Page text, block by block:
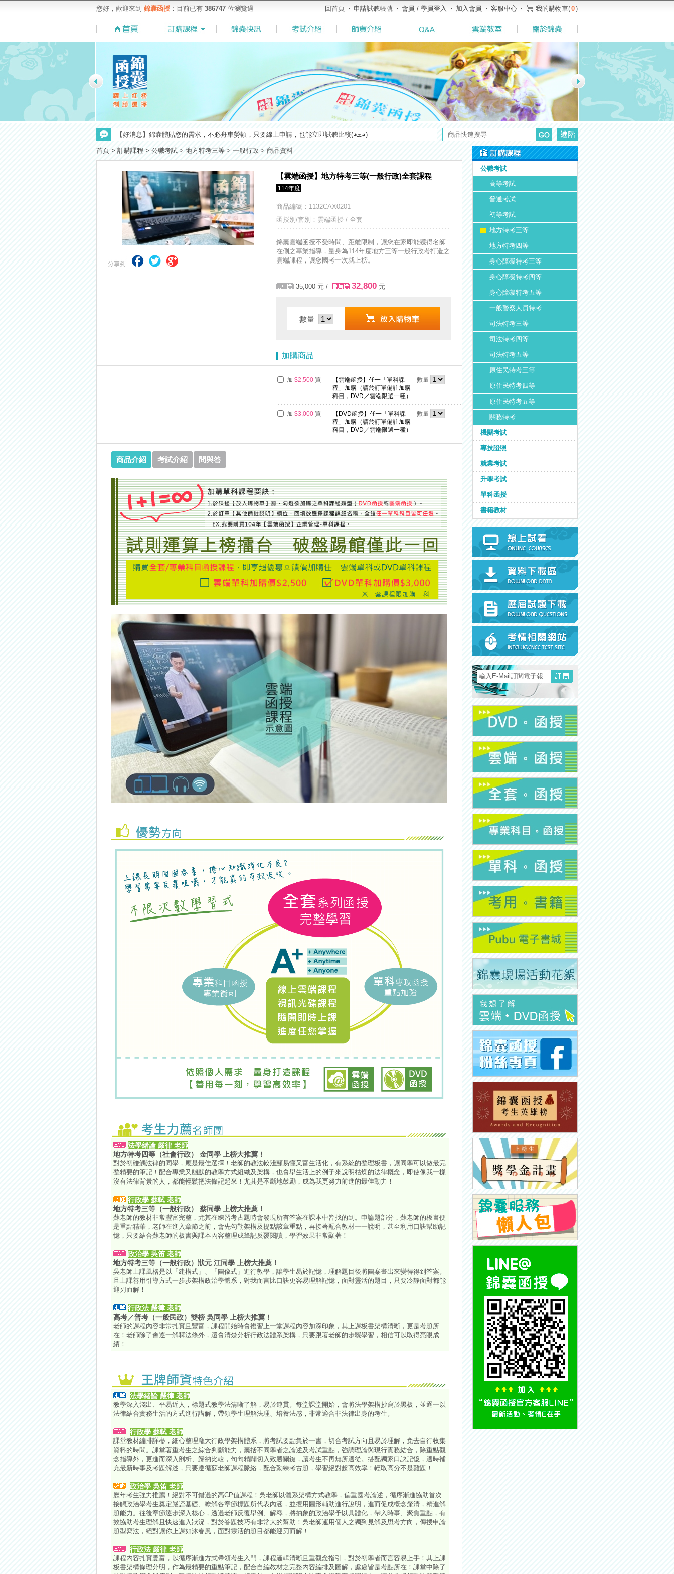
您好，歡迎來到 錦囊函授 ：目前已有 386747 位瀏覽過 回首頁 申請試聽帳號 會員 / 學員登入 加入會員 客服中心 我的購物車(0)
【最新】錦囊函授增加便利商店付款方式，便利到不行！馬上使用►
【好消息】錦囊體貼您的需求，不必舟車勞頓，只要線上申請，也能立即試聽比較(◕ܫ◕)
【考選部】高普考／修正部份考試科目及大綱，趕快來看看有哪一些吧>>>
【NEW】加入◆錦囊函授Facebook粉絲專頁◆，最新消息、優惠活動不間斷！速點我關注✧•̀.̫•́✧
【考試院】國考證書數位化，112年起全面實施！點我看詳情>>>
【注意】112年起高普不考「公文」／高考英文占比提升，快來看看最新資訊吧>>>>
【重要】114年度起，雲端函授之課堂教材須知，請點我查看☀☀☀
【上榜生獎學金計畫】恭賀金榜！上榜生獎學金申請辦法與表格下載►►►
【求職秘技＼(￣O￣)】你對國營事業了解多少呢? 必考國事業的6大理由 ►►好想了解◄◄
【最新】錦囊函授增加便利商店付款方式，便利到不行！馬上使用►
首頁 > 訂購課程 > 公職考試 > 地方特考三等 > 一般行政 > 商品資料
【雲端函授】地方特考三等(一般行政)全套課程
114年度
商品編號 ：1132CAX0201
函授別/套別：雲端函授 / 全套
錦囊雲端函授不受時間、距離限制，讓您在家即能獲得名師
在側之專業指導，量身為114年度地方三等一般行政考打造之
雲端課程，讓您國考一次就上榜。
35,000 元 / 32,800 元
數量
加購商品
加 $2,500 買
【雲端函授】任一「單科課
程」加購（請於訂單備註加購
科目，DVD／雲端限選一種）
數量
加 $3,000 買
【DVD函授】任一「單科課
程」加購（請於訂單備註加購
科目，DVD／雲端限選一種）
數量
商品介紹 考試介紹 問與答
法學緒論 嚴律 老師
地方特考四等（社會行政） 金同學 上榜大推薦！
對於初碰觸法律的同學，應是最佳選擇！老師的教法較淺顯易懂又富生活化，有系統的整理板書，讓同學可以做最完
整精要的筆記！配合專業又幽默的教學方式組織及架構，也會舉生活上的例子來說明枯燥的法律概念，即使像我一樣
沒有法律背景的人，都能輕鬆把法條記起來！尤其是不斷地鼓勵，成為我更努力前進的最佳動力！
行政學 蘇軾 老師
地方特考三等（一般行政） 蔡同學 上榜大推薦！
蘇老師的教材非常豐富完整，尤其在練習考古題時會發現所有答案在課本中皆找的到。申論題部分，蘇老師的板書便
是重點精華，老師在進入章節之前，會先勾勒架構及提點該章重點，再接著配合教材一一說明，甚至利用口訣幫助記
憶，只要結合蘇老師的板書與課本內容整理成筆記反覆閱讀，學習效果非常顯著！
政治學 吳笛 老師
地方特考三等（一般行政）狀元 江同學
上榜大推薦！
吳老師上課風格是以「建構式」、「圖像式」進行教學，讓學生易於記憶，理解題目後將圖案畫出來變得得到答案。
且上課善用引導方式一步步架構政治學體系，對我而言比口訣更容易理解記憶，面對靈活的題目，只要冷靜面對都能
迎刃而解！
行政法 嚴律 老師
高考／普考（一般民政）雙榜 吳同學 上榜大推薦！
老師的課程內容非常扎實且豐富，課程開始時會複習上一堂課程內容加深印象，其上課板書架構清晰，更是考題所
在！老師除了會逐一解釋法條外，還會清楚分析行政法體系架構，只要跟著老師的步驟學習，相信可以取得亮眼成
績！
法學緒論 嚴律 老師
教學深入淺出、平易近人，標題式教學法清晰了解，易於連貫。每堂課堂開始，會將法學架構抄寫於黑板，並逐一以
法律結合實務生活的方式進行講解，帶領學生理解法理、培養法感，非常適合非法律出身的考生。
行政學 蘇軾 老師
課堂教材編排詳盡，細心整理龐大行政學架構體系，將考試要點集於一書，切合考試方向且易於理解，免去自行收集
資料的時間。課堂著重考生之綜合判斷能力，囊括不同學者之論述及考試重點，強調理論與現行實務結合，除重點觀
念指導外，更進而深入剖析、歸納比較，句句精闢切入致勝關鍵，讓考生不再無所適從。搭配獨家口訣記憶，適時補
充最新時事及考題解述，只要遵循蘇老師課程脈絡，配合勤練考古題，學習絕對超高效率！輕取高分不是難題！
政治學 吳笛 老師
歷年考生強力推薦！絕對不可錯過的高CP值課程！吳老師以體系架構方式教學，偏重國考論述，循序漸進協助首次
接觸政治學考生奠定嚴謹基礎、瞭解各章節標題所代表內涵，並擅用圖形輔助進行說明，進而促成概念釐清，精進解
題能力。往後章節逐步深入核心，透過老師反覆舉例、解釋，將抽象的政治學予以具體化，帶入時事、聚焦重點，有
效協助考生理解且快速進入狀況，對於答題技巧有非常大的幫助！吳老師運用個人之獨到見解及思考方向，傳授申論
題型寫法，絕對讓你上課如沐春風，面對靈活的題目都能迎刃而解！
行政法 嚴律 老師
課程內容扎實豐富，以循序漸進方式帶領考生入門，課程邏輯清晰且重觀念指引，對於初學者而言容易上手！其上課
板書架構條理分明，作為最精要的重點筆記，配合自編教材之完整內容編排及圖解，處處皆是考點所在！課堂中除了
公職考試
高等考試
普通考試
初等考試
地方特考三等
地方特考四等
身心障礙特考三等
身心障礙特考四等
身心障礙特考五等
一般警察人員特考
司法特考三等
司法特考四等
司法特考五等
原住民特考三等
原住民特考四等
原住民特考五等
關務特考
機關考試
專技證照
就業考試
升學考試
單科函授
書籍教材